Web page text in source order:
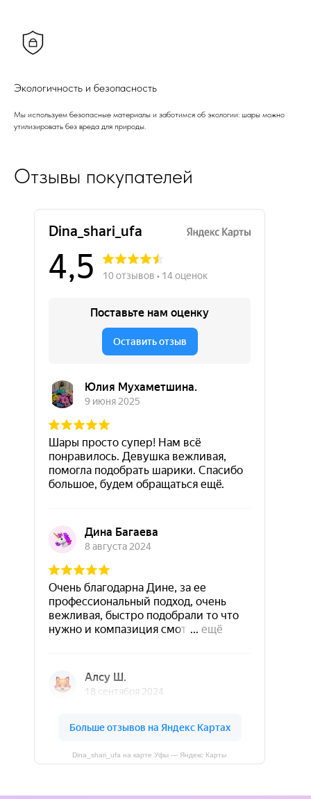
Экологичность и безопасность
Мы используем безопасные материалы и заботимся об экологии: шары можно
утилизировать без вреда для природы.
Отзывы покупателей
Dina_shari_ufa на карте Уфы — Яндекс Карты